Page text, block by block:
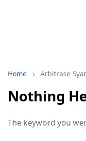
Home Arbitrase
Nothing
The keyword you